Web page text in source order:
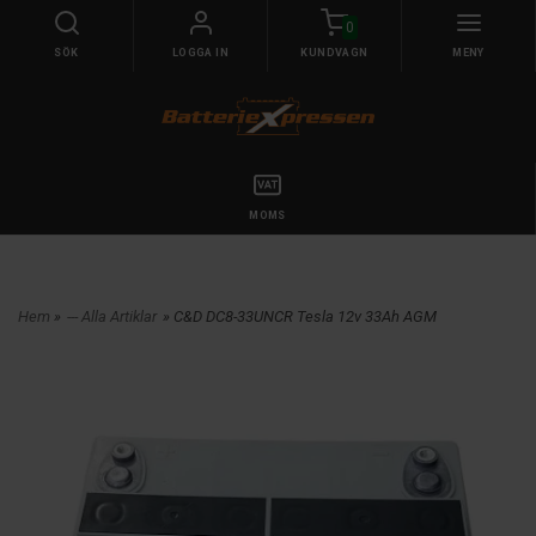
SÖK LOGGA IN
0
KUNDVAGN MENY
MOMS
Hem » --- Alla Artiklar » C&D DC8-33UNCR Tesla 12v 33Ah AGM